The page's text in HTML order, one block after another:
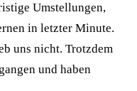
Umstellungen,
in letzter Minute.
uns nicht. Trotzdem
und haben